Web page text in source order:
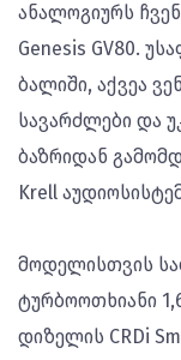
ანალოგიურს
Genesis GV80.
ბალიში, აქვეა
სავარძლები და
ბაზრიდან
Krell
მოდელისთვის
ტურბოოთხიანი
დიზელის CRDi